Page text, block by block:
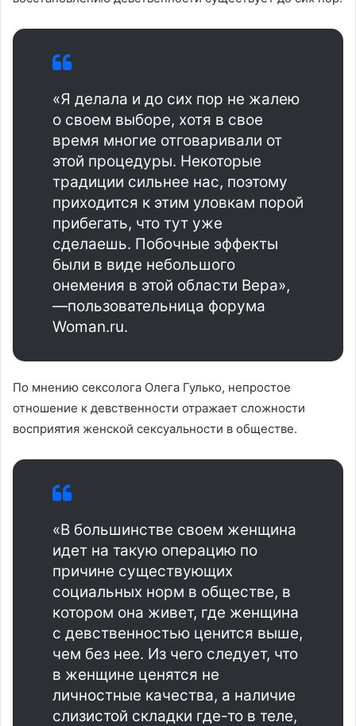
«Я делала и до сих пор не жалею
о своем выборе, хотя в свое
время многие отговаривали от
этой процедуры. Некоторые
традиции сильнее нас, поэтому
приходится к этим уловкам порой
прибегать, что тут уже
сделаешь. Побочные эффекты
были в виде небольшого
онемения в этой области Вера»,
—пользовательница форума
Woman.ru.
По мнению сексолога Олега Гулько, непростое
отношение к девственности отражает сложности
восприятия женской сексуальности в обществе.
«В большинстве своем женщина
идет на такую операцию по
причине существующих
социальных норм в обществе, в
котором она живет, где женщина
с девственностью ценится выше,
чем без нее. Из чего следует, что
в женщине ценятся не
личностные качества, а наличие
слизистой складки где-то в теле,